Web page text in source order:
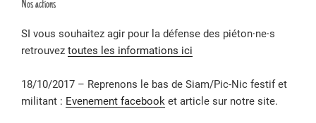
Nos actions
SI vous souhaitez agir pour la défense des piéton·ne·s
retrouvez toutes les informations ici
18/10/2017 – Reprenons le bas de Siam/Pic-Nic festif et
militant : Evenement facebook et article sur notre site.